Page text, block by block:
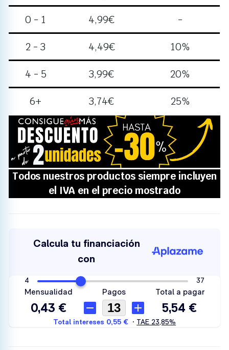
0 - 1 4,99€ -
2 - 3 4,49€ 10%
4 - 5 3,99€ 20%
6+ 3,74€ 25%